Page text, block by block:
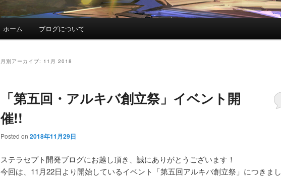
メインコンテンツへ移動
サブコンテンツへ移動
ホーム ブログについて
月別アーカイブ: 11月 2018
「第五回・アルキバ創立祭」イベント開
催!!
Posted on 2018年11月29日
ステラセプト開発ブログにお越し頂き、誠にありがとうございます！
今回は、11月22日より開始しているイベント「第五回アルキバ創立祭」につきまし